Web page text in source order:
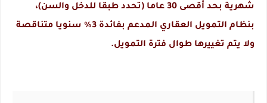
شهرية بحد أقصى 30 عاما (تحدد طبقا للدخل والسن)،
بنظام التمويل العقاري المدعم بفائدة 3% سنويا متناقصة
ولا يتم تغييرها طوال فترة التمويل.